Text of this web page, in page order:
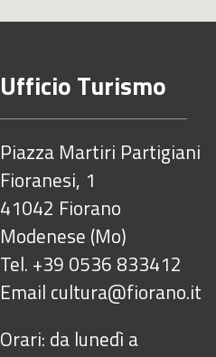
Ufficio Turismo
Piazza Martiri Partigiani
Fioranesi, 1
41042 Fiorano
Modenese (Mo)
Tel. +39 0536 833412
Email cultura@fiorano.it
Orari: da lunedì a